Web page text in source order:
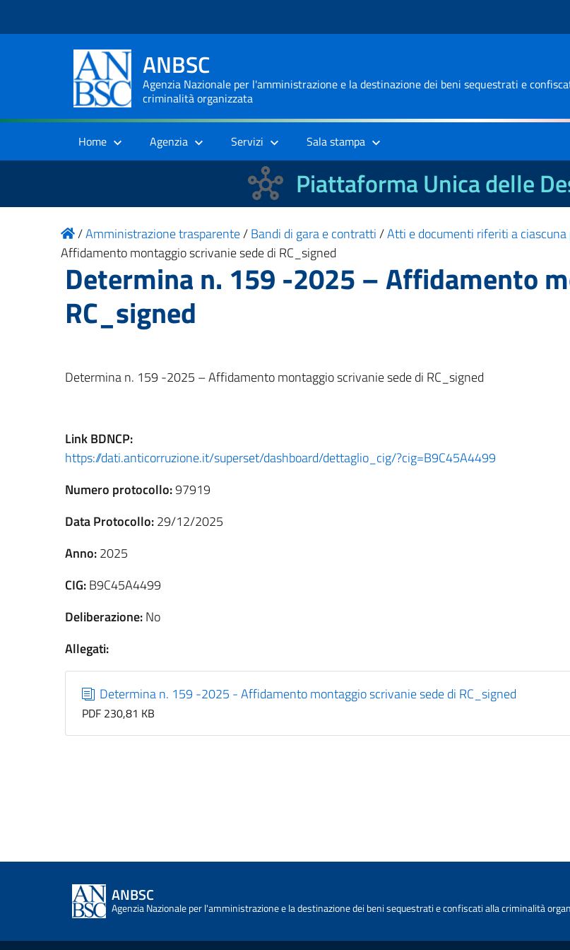
ANBSC
Agenzia Nazionale per l'amministrazione e la destinazione dei beni sequestrati e
criminalità organizzata
Home Agenzia Servizi Sala stampa
Piattaforma Unica delle
/Amministrazione trasparente/Bandi di gara e contratti/Atti e documenti riferiti a ciascuna
Affidamento montaggio scrivanie sede di RC_signed
Determina n. 159 -2025 – Affidamento
RC_signed
Determina n. 159 -2025 – Affidamento montaggio scrivanie sede di RC_signed
LinkBDNCP:
https://dati.anticorruzione.it/superset/dashboard/dettaglio_cig/?cig=B9C45A4499
Numero protocollo:97919
Data Protocollo:29/12/2025
Anno:2025
CIG:B9C45A4499
Deliberazione:No
Allegati:
Determina n. 159 -2025 - Affidamento montaggio scrivanie sede di RC_signed
PDF 230,81 KB
ANBSC
Agenzia Nazionale per l'amministrazione e la destinazione dei beni sequestrati e confiscati alla criminalità